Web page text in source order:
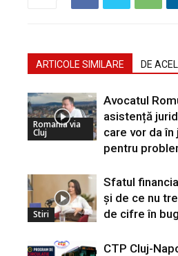
ARTICOLE SIMILARE DE
Romania via
Cluj
Avocatul
asistență
care vor da
pentru
Stiri
Sfatul
și de ce nu
de cifre în
CTP Cluj-